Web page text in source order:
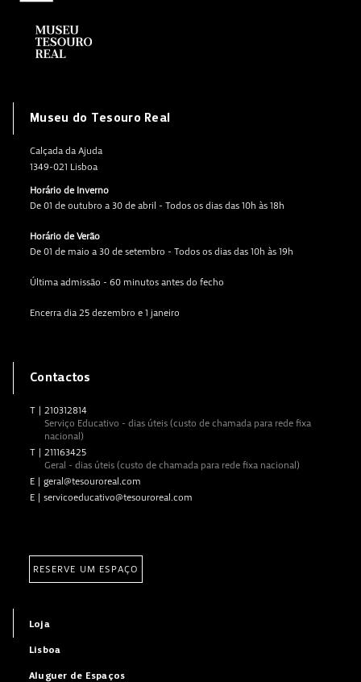
Museu do Tesouro Real
Calçada da Ajuda
1349-021 Lisboa
Horário de Inverno
De 01 de outubro a 30 de abril - Todos os dias das 10h às 18h
Horário de Verão
De 01 de maio a 30 de setembro - Todos os dias das 10h às 19h
Última admissão - 60 minutos antes do fecho
Encerra dia 25 dezembro e 1 janeiro
Contactos
T | 210312814
Serviço Educativo - dias úteis (custo de chamada para rede fixa
nacional)
T | 211163425
Geral - dias úteis (custo de chamada para rede fixa nacional)
E | geral@tesouroreal.com
E | servicoeducativo@tesouroreal.com
RESERVE UM ESPAÇO
Loja
Lisboa
Aluguer de Espaços